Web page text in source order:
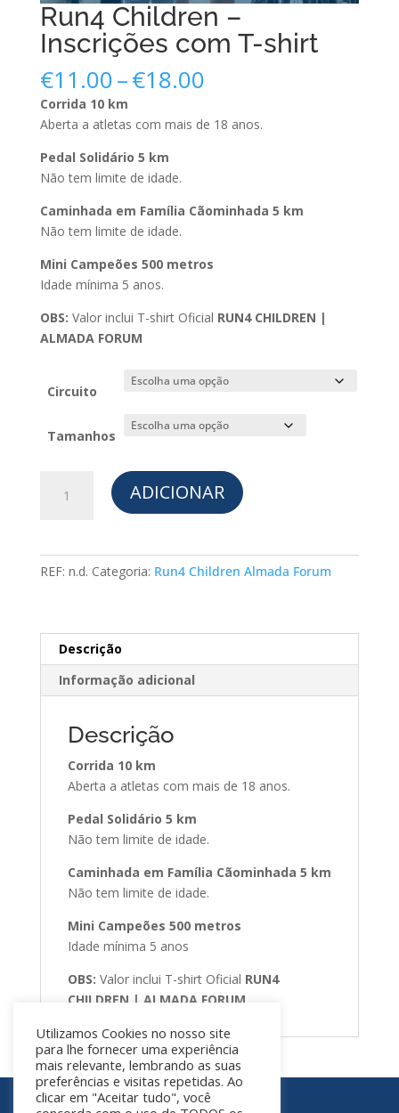
Run4 Children –
Inscrições com T-shirt
€11.00–€18.00Price
€11.00
through
Corrida 10 km
Aberta a atletas com mais de 18 anos.
Pedal Solidário 5 km
Não tem limite de idade.
Caminhada em Família Cãominhada 5 km
Não tem limite de idade.
Mini Campeões 500 metros
Idade mínima 5 anos.
OBS: Valor inclui T-shirt Oficial RUN4 CHILDREN |
ALMADA FORUM
Circuito
Tamanhos
shirt
ADICIONAR
REF: n.d. Categoria: Run4 Children Almada Forum
Descrição
Informação adicional
Descrição
Corrida 10 km
Aberta a atletas com mais de 18 anos.
Pedal Solidário 5 km
Não tem limite de idade.
Caminhada em Família Cãominhada 5 km
Não tem limite de idade.
Mini Campeões 500 metros
Idade mínima 5 anos
OBS: Valor inclui T-shirt Oficial RUN4
CHILDREN | ALMADA FORUM
COPYRIGHT @PLAY4CHILDREN
Utilizamos Cookies no nosso site
para lhe fornecer uma experiência
mais relevante, lembrando as suas
preferências e visitas repetidas. Ao
clicar em "Aceitar tudo", você